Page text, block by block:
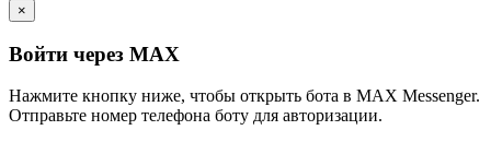
×
Войти через MAX
Нажмите кнопку ниже, чтобы открыть бота в MAX Messenger.
Отправьте номер телефона боту для авторизации.